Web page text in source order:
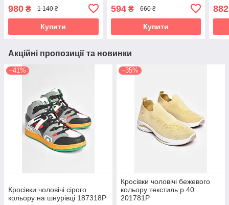
980 ₴ 1 140 ₴
Купити
594₴ 660 ₴
Купити
882
Акційні пропозиції та новинки
–41%
Кросівки чоловічі сірого
кольору на шнурівці 187318P
–35%
Кросівки чоловічі бежевого
кольору текстиль р.40
201781P